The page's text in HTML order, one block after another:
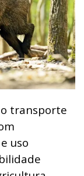
transporte
uso